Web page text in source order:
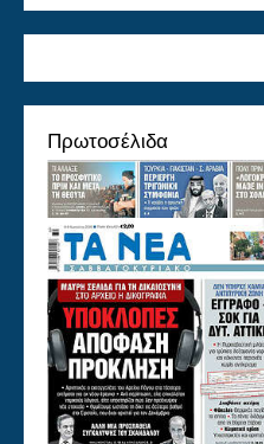
Πρωτοσέλιδα